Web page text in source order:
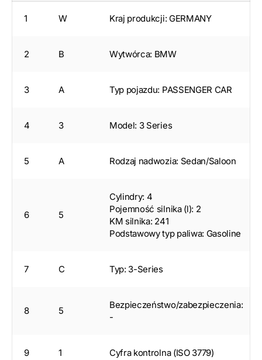
1 W Kraj produkcji: GERMANY
2 B Wytwórca: BMW
3 A Typ pojazdu: PASSENGER CAR
4 3 Model: 3 Series
5 A Rodzaj nadwozia: Sedan/Saloon
6 5
Cylindry: 4
Pojemność silnika (l): 2
KM silnika: 241
Podstawowy typ paliwa: Gasoline
7 C Typ: 3-Series
8 5
Bezpieczeństwo/zabezpieczenia:
-
9 1 Cyfra kontrolna (ISO 3779)